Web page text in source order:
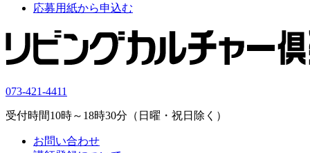
応募用紙から申込む
073-421-4411
受付時間10時～18時30分（日曜・祝日除く）
お問い合わせ